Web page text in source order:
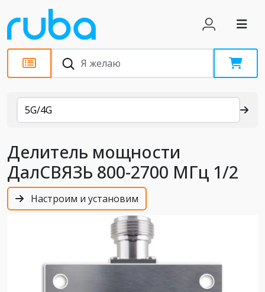
Каталог
5G/4G
Делитель мощности
ДалСВЯЗЬ 800-2700 МГц 1/2
Настроим и установим